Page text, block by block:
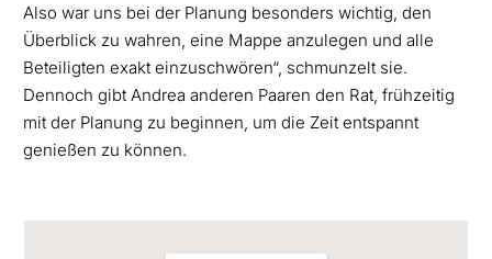
Also war uns bei der Planung besonders wichtig, den
Überblick zu wahren, eine Mappe anzulegen und alle
Beteiligten exakt einzuschwören“, schmunzelt sie.
Dennoch gibt Andrea anderen Paaren den Rat, frühzeitig
mit der Planung zu beginnen, um die Zeit entspannt
genießen zu können.